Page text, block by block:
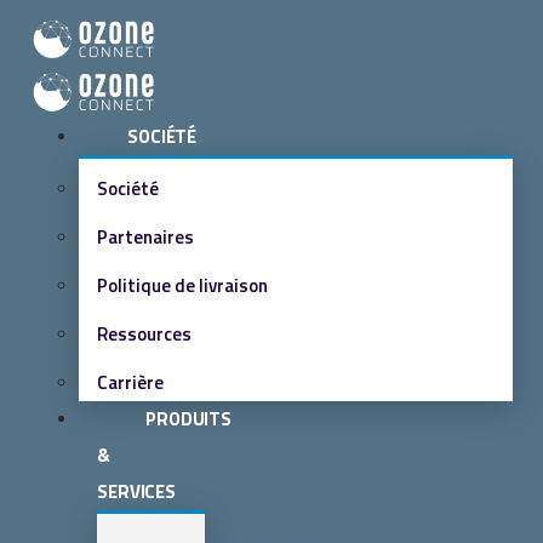
SOCIÉTÉ
Société
Partenaires
Politique de livraison
Ressources
Carrière
PRODUITS
&
SERVICES